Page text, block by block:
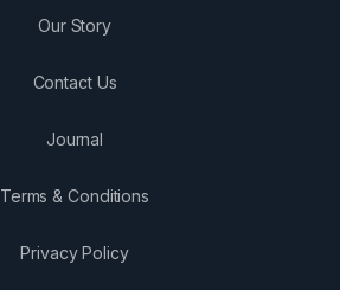
Our Story
Contact Us
Journal
Terms & Conditions
Privacy Policy